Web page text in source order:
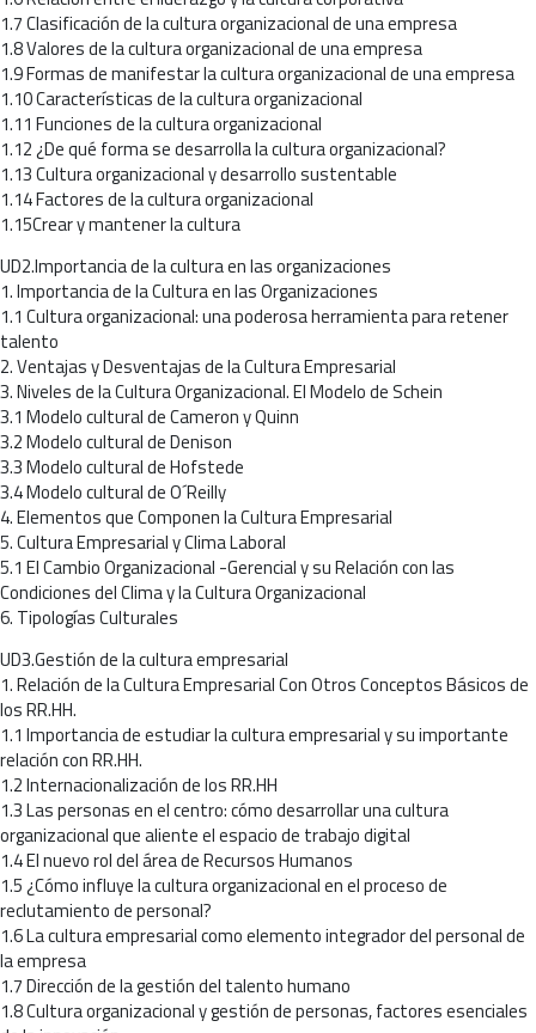
1.7 Clasificación de la cultura organizacional de una empresa
1.8 Valores de la cultura organizacional de una empresa
1.9 Formas de manifestar la cultura organizacional de una empresa
1.10 Características de la cultura organizacional
1.11 Funciones de la cultura organizacional
1.12 ¿De qué forma se desarrolla la cultura organizacional?
1.13 Cultura organizacional y desarrollo sustentable
1.14 Factores de la cultura organizacional
1.15Crear y mantener la cultura
UD2.Importancia de la cultura en las organizaciones
1. Importancia de la Cultura en las Organizaciones
1.1 Cultura organizacional: una poderosa herramienta para retener
talento
2. Ventajas y Desventajas de la Cultura Empresarial
3. Niveles de la Cultura Organizacional. El Modelo de Schein
3.1 Modelo cultural de Cameron y Quinn
3.2 Modelo cultural de Denison
3.3 Modelo cultural de Hofstede
3.4 Modelo cultural de O´Reilly
4. Elementos que Componen la Cultura Empresarial
5. Cultura Empresarial y Clima Laboral
5.1 El Cambio Organizacional -Gerencial y su Relación con las
Condiciones del Clima y la Cultura Organizacional
6. Tipologías Culturales
UD3.Gestión de la cultura empresarial
1. Relación de la Cultura Empresarial Con Otros Conceptos Básicos de
los RR.HH.
1.1 Importancia de estudiar la cultura empresarial y su importante
relación con RR.HH.
1.2 Internacionalización de los RR.HH
1.3 Las personas en el centro: cómo desarrollar una cultura
organizacional que aliente el espacio de trabajo digital
1.4 El nuevo rol del área de Recursos Humanos
1.5 ¿Cómo influye la cultura organizacional en el proceso de
reclutamiento de personal?
1.6 La cultura empresarial como elemento integrador del personal de
la empresa
1.7 Dirección de la gestión del talento humano
1.8 Cultura organizacional y gestión de personas, factores esenciales